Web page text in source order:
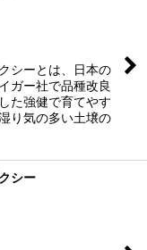
シーとは、日本の
ガー社で品種改良
た強健で育てやす
り気の多い土壌の
シー